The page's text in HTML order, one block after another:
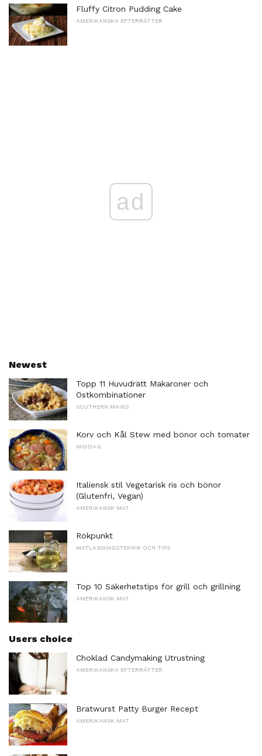
Fluffy Citron Pudding Cake
AMERIKANSKA EFTERRÄTTER
ad
Newest
Topp 11 Huvudrätt Makaroner och
Ostkombinationer
SOUTHERN MAINS
Korv och Kål Stew med bönor och tomater
MIDDAG
Italiensk stil Vegetarisk ris och bönor
(Glutenfri, Vegan)
AMERIKANSK MAT
Rökpunkt
MATLAGNINGSTEKNIK OCH TIPS
Top 10 Säkerhetstips för grill och grillning
AMERIKANSK MAT
Users choice
Choklad Candymaking Utrustning
AMERIKANSKA EFTERRÄTTER
Bratwurst Patty Burger Recept
AMERIKANSK MAT